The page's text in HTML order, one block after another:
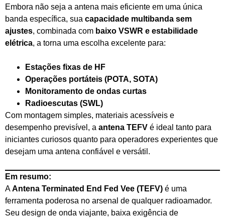
Embora não seja a antena mais eficiente em uma única
banda específica, sua capacidade multibanda sem
ajustes, combinada com baixo VSWR e estabilidade
elétrica, a torna uma escolha excelente para:
Estações fixas de HF
Operações portáteis (POTA, SOTA)
Monitoramento de ondas curtas
Radioescutas (SWL)
Com montagem simples, materiais acessíveis e
desempenho previsível, a antena TEFV é ideal tanto para
iniciantes curiosos quanto para operadores experientes que
desejam uma antena confiável e versátil.
Em resumo:
AAntena Terminated End Fed Vee (TEFV) é uma
ferramenta poderosa no arsenal de qualquer radioamador.
Seu design de onda viajante, baixa exigência de